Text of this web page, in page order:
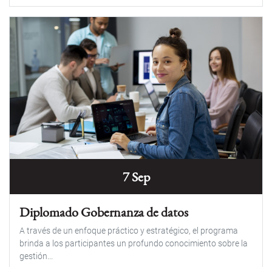
7 Sep
Diplomado Gobernanza de datos
A través de un enfoque práctico y estratégico, el programa
brinda a los participantes un profundo conocimiento sobre la
gestión...